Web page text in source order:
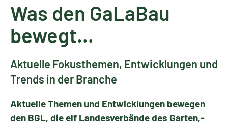
Was den GaLaBau
bewegt...
Aktuelle Fokusthemen, Entwicklungen und
Trends in der Branche
Aktuelle Themen und Entwicklungen bewegen
den BGL, die elf Landesverbände des Garten,-